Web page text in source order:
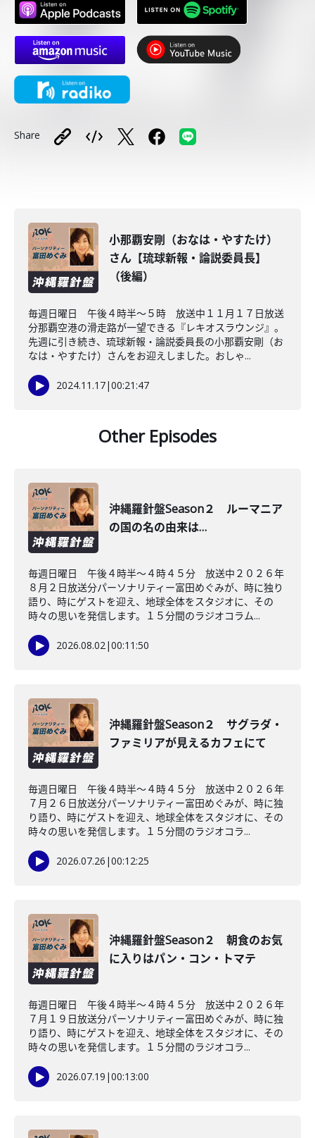
Share
小那覇安剛（おなは・やすたけ）
さん【琉球新報・論説委員長】
（後編）
毎週日曜日 午後４時半～５時 放送中１１月１７日放送
分那覇空港の滑走路が一望できる『レキオスラウンジ』。
先週に引き続き、琉球新報・論説委員長の小那覇安剛（お
なは・やすたけ）さんをお迎えしました。おしゃ...
2024.11.17|00:21:47
Other Episodes
沖縄羅針盤Season２ ルーマニア
の国の名の由来は…
毎週日曜日 午後４時半～４時４５分 放送中２０２６年
８月２日放送分パーソナリティー富田めぐみが、時に独り
語り、時にゲストを迎え、地球全体をスタジオに、その
時々の思いを発信します。１５分間のラジオコラム...
2026.08.02|00:11:50
沖縄羅針盤Season２ サグラダ・
ファミリアが見えるカフェにて
毎週日曜日 午後４時半～４時４５分 放送中２０２６年
７月２６日放送分パーソナリティー富田めぐみが、時に独
り語り、時にゲストを迎え、地球全体をスタジオに、その
時々の思いを発信します。１５分間のラジオコラ...
2026.07.26 |00:12:25
沖縄羅針盤Season２ 朝食のお気
に入りはパン・コン・トマテ
毎週日曜日 午後４時半～４時４５分 放送中２０２６年
７月１９日放送分パーソナリティー富田めぐみが、時に独
り語り、時にゲストを迎え、地球全体をスタジオに、その
時々の思いを発信します。１５分間のラジオコラ...
2026.07.19 |00:13:00